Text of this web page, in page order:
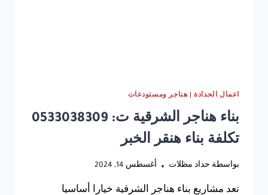
اعمال الحدادة| هناجر ومستودعات
بناء هناجر الشرقية ت: 0533038309
تكلفة بناء هنقر الخبر
بواسطة حداد مظلات أغسطس 14, 2024
تعد مشاريع بناء هناجر الشرقية خيارا أساسيا